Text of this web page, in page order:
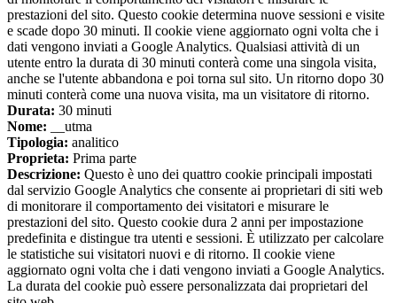
prestazioni del sito. Questo cookie determina nuove sessioni e visite
e scade dopo 30 minuti. Il cookie viene aggiornato ogni volta che i
dati vengono inviati a Google Analytics. Qualsiasi attività di un
utente entro la durata di 30 minuti conterà come una singola visita,
anche se l'utente abbandona e poi torna sul sito. Un ritorno dopo 30
minuti conterà come una nuova visita, ma un visitatore di ritorno.
Durata: 30 minuti
Nome: __utma
Tipologia: analitico
Proprieta: Prima parte
Descrizione: Questo è uno dei quattro cookie principali impostati
dal servizio Google Analytics che consente ai proprietari di siti web
di monitorare il comportamento dei visitatori e misurare le
prestazioni del sito. Questo cookie dura 2 anni per impostazione
predefinita e distingue tra utenti e sessioni. È utilizzato per calcolare
le statistiche sui visitatori nuovi e di ritorno. Il cookie viene
aggiornato ogni volta che i dati vengono inviati a Google Analytics.
La durata del cookie può essere personalizzata dai proprietari del